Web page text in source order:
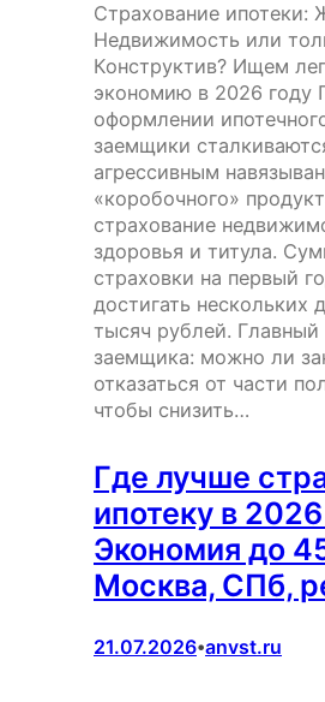
Страхование ипотеки:
Недвижимость или
Конструктив? Ищем
экономию в 2026 году
оформлении
заемщики
агрессивным
«коробочного»
страхование
здоровья и титула.
страховки на первый
достигать нескольких
тысяч рублей. Главный
заемщика: можно ли
отказаться от части
чтобы снизить…
Где лучше
ипотеку в 2026 |
Экономия до
Москва, СПб,
21.07.2026•anvst.ru